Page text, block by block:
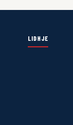
LIDHJE